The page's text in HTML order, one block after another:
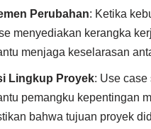
Perubahan: Ketika
menyediakan kerangka
menjaga keselarasan
Lingkup Proyek: Use
pemangku kepentingan
bahwa tujuan proyek